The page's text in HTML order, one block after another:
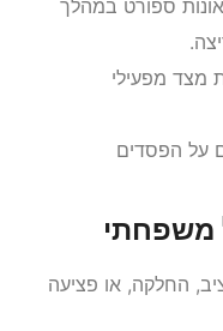
ספורט במהלך
מצד מפעילי
על הפסדים
החלקה, או פציעה